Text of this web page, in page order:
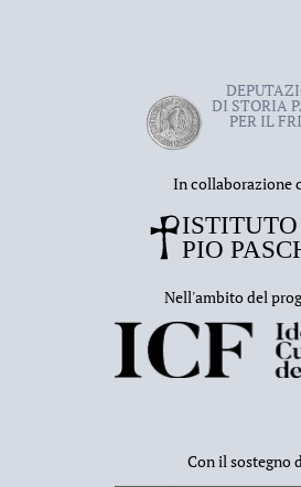
DI STORIA
PER IL
In collaborazione
Nell'ambito del
Con il sostegno